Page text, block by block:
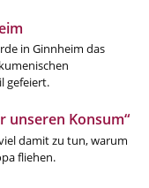
in Ginnheim das
gefeiert.
unseren Konsum“
damit zu tun, warum
fliehen.